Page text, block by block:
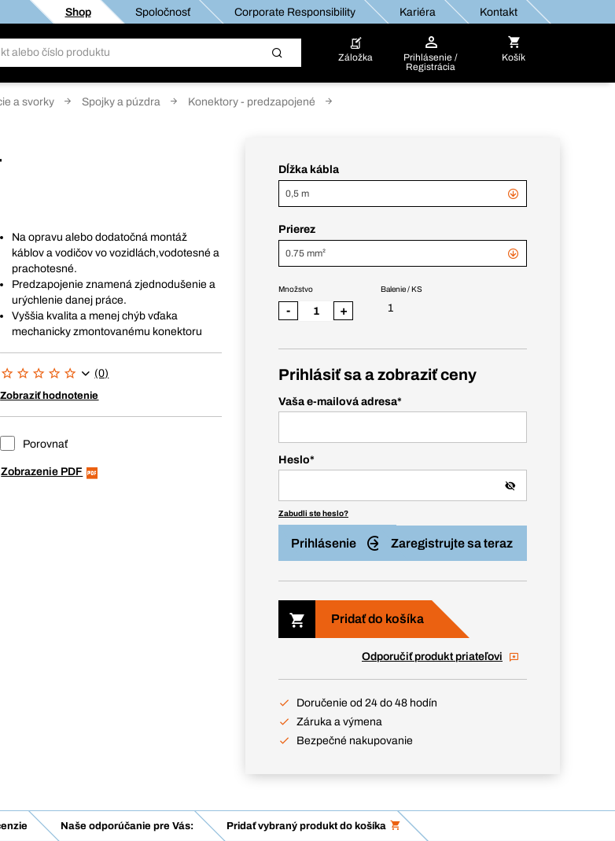
Shop Spoločnosť Corporate Responsibility Kariéra Kontakt
Záložka
Prihlásenie /
Registrácia
Košík
a svorky Spojky a púzdra
Konektory - predzapojené
Na opravu alebo dodatočná montáž
káblov a vodičov vo vozidlách,vodotesné a
prachotesné.
Predzapojenie znamená zjednodušenie a
urýchlenie danej práce.
Vyššia kvalita a menej chýb vďaka
mechanicky zmontovanému konektoru
(0)
Zobraziť hodnotenie
Porovnať
Zobrazenie PDF
Dĺžka kábla
0,5 m
Prierez
0.75 mm²
Balenie / KS
1
Množstvo
- +
Prihlásiť sa a zobraziť ceny
Vaša e-mailová adresa*
Heslo*
Zabudli ste heslo?
Prihlásenie Zaregistrujte sa teraz
Pridať do košíka
Odporučiť produkt priateľovi
Doručenie od 24 do 48 hodín
Záruka a výmena
Bezpečné nakupovanie
Naše odporúčanie pre Vás: Pridať vybraný produkt do košíka